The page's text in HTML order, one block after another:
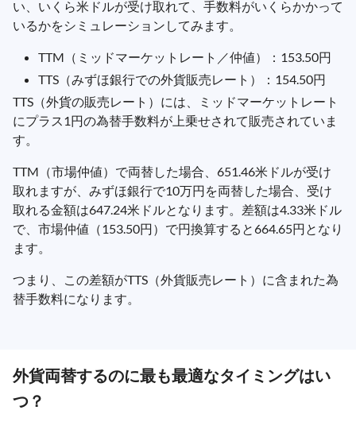
い、いくら米ドルが受け取れて、手数料がいくらかかって
いるかをシミュレーションしてみます。
TTM（ミッドマーケットレート／仲値）：153.50円
TTS（みずほ銀行での外貨販売レート）：154.50円
TTS（外貨の販売レート）には、ミッドマーケットレート
にプラス1円の為替手数料が上乗せされて販売されていま
す。
TTM（市場仲値）で両替した場合、651.46米ドルが受け
取れますが、みずほ銀行で10万円を両替した場合、受け
取れる金額は647.24米ドルとなります。差額は4.33米ドル
で、市場仲値（153.50円）で円換算すると664.65円となり
ます。
つまり、この差額がTTS（外貨販売レート）に含まれた為
替手数料になります。
外貨両替するのに最も最適なタイミングはい
つ？